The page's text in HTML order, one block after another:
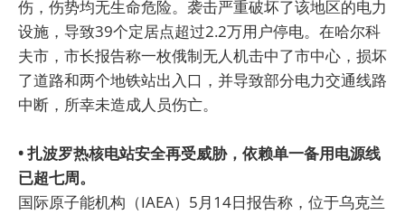
伤，伤势均无生命危险。袭击严重破坏了该地区的电力
设施，导致39个定居点超过2.2万用户停电。在哈尔科
夫市，市长报告称一枚俄制无人机击中了市中心，损坏
了道路和两个地铁站出入口，并导致部分电力交通线路
中断，所幸未造成人员伤亡。
• 扎波罗热核电站安全再受威胁，依赖单一备用电源线
已超七周。
国际原子能机构（IAEA）5月14日报告称，位于乌克兰